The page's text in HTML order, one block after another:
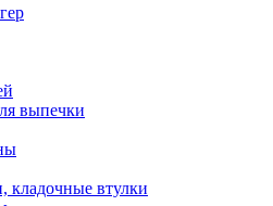
выпечки
кладочные втулки